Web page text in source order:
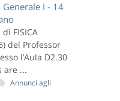
I - 14
FISICA
del Professor
l’Aula D2.30
are ...
Annunci agli